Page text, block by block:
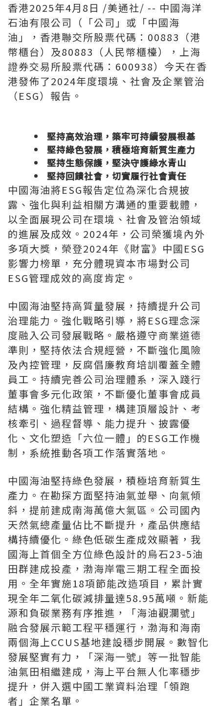
香港2025年4月8日 /美通社/ -- 中國海洋
石油有限公司（「公司」或「中國海
油」，香港聯交所股票代碼：00883（港
幣櫃台）及80883（人民幣櫃檯），上海
證券交易所股票代碼：600938）今天在香
港發佈了2024年度環境、社會及企業管治
（ESG）報告。
堅持高效治理，築牢可持續發展根基
堅持綠色發展，積極培育新質生產力
堅持生態保護，堅決守護綠水青山
堅持回饋社會，切實履行社會責任
中國海油將ESG報告定位為深化合規披
露、強化與利益相關方溝通的重要載體，
以全面展現公司在環境、社會及管治領域
的進展及成效。2024年，公司榮獲境內外
多項大獎，榮登2024年《財富》中國ESG
影響力榜單，充分體現資本市場對公司
ESG管理成效的高度肯定。
中國海油堅持高質量發展，持續提升公司
治理能力。強化戰略引導，將ESG理念深
度融入公司發展戰略。嚴格遵守商業道德
準則，堅持依法合規經營，不斷強化風險
及內控管理，反腐倡廉教育培訓覆蓋全體
員工。持續完善公司治理體系，深入踐行
董事會多元化政策，不斷優化董事會成員
結構。強化精益管理，構建頂層設計、考
核牽引、過程督導、能力提升、披露優
化、文化塑造「六位一體」的ESG工作機
制，系統推動各項工作落實落地。
中國海油堅持綠色發展，積極培育新質生
產力。在勘探方面堅持油氣並舉、向氣傾
斜，提前建成南海萬億大氣區。公司國內
天然氣總產量佔比不斷提升，產品供應結
構持續優化。綠色低碳生產成效顯著，我
國海上首個全方位綠色設計的烏石23-5油
田群建成投產，渤海岸電三期工程全面投
用。全年實施18項節能改造項目，累計實
現全年二氧化碳減排量達58.95萬噸。新能
源和負碳業務有序推進，「海油觀瀾號」
融合發展示範工程平穩運行，渤海和海南
兩個海上CCUS基地建設穩步開展。數智化
發展堅實有力，「深海一號」等一批智能
油氣田相繼建成，海上平台無人化率穩步
提升，併入選中國工業資料治理「領跑
者」企業名單。